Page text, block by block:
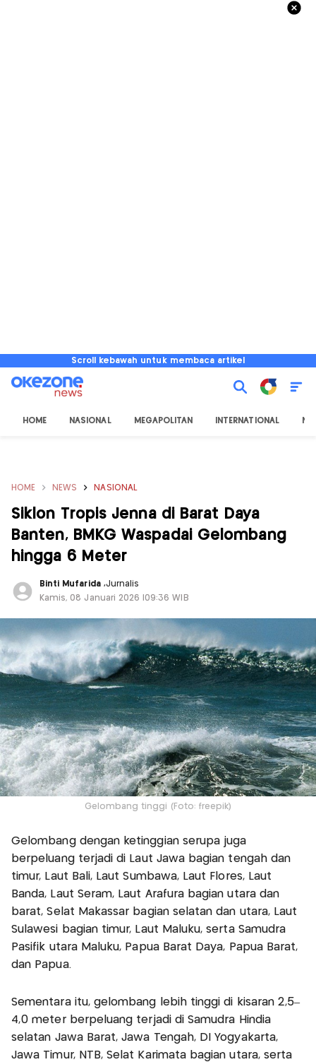
Scroll kebawah untuk membaca artikel
HOME NASIONAL MEGAPOLITAN INTERNATIONAL
HOME NEWS NASIONAL
Siklon Tropis Jenna di Barat Daya
Banten, BMKG Waspadai Gelombang
hingga 6 Meter
Binti Mufarida ,Jurnalis
Kamis, 08 Januari 2026 |09:36 WIB
Gelombang tinggi (Foto: freepik)
Gelombang dengan ketinggian serupa juga
berpeluang terjadi di Laut Jawa bagian tengah dan
timur, Laut Bali, Laut Sumbawa, Laut Flores, Laut
Banda, Laut Seram, Laut Arafura bagian utara dan
barat, Selat Makassar bagian selatan dan utara, Laut
Sulawesi bagian timur, Laut Maluku, serta Samudra
Pasifik utara Maluku, Papua Barat Daya, Papua Barat,
dan Papua.
Sementara itu, gelombang lebih tinggi di kisaran 2,5–
4,0 meter berpeluang terjadi di Samudra Hindia
selatan Jawa Barat, Jawa Tengah, DI Yogyakarta,
Jawa Timur, NTB, Selat Karimata bagian utara, serta